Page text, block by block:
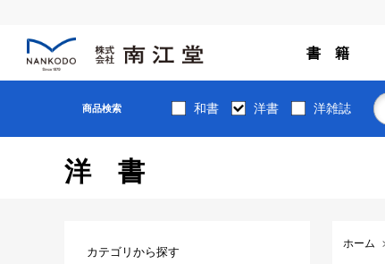
書 籍
商品検索 和書 洋書 洋雑誌
洋書
ホーム
カテゴリから探す